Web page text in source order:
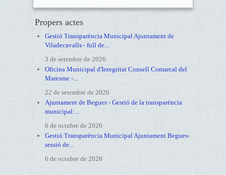
Propers actes
Gestió Transparència Municipal Ajuntament de
Viladecavalls– full de...
3 de setembre de 2026
Oficina Municipal d'Integritat Consell Comarcal del
Maresme -...
22 de setembre de 2026
Ajuntament de Begues - Gestió de la transparència
municipal:...
6 de octubre de 2026
Gestió Transparència Municipal Ajuntament Begues-
sessió de...
6 de octubre de 2026